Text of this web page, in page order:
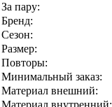
За пару:
Бренд:
Сезон:
Размер:
Повторы:
Минимальный заказ:
Материал внешний:
Материал внутренний: